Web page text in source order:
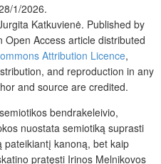
1/2026.
Katkuvienė. Published by
Open Access article distributed
Attribution Licence,
and reproduction in any
and source are credited.
bendrakeleivio,
nuostata semiotiką suprasti
pateikiantį kanoną, bet kaip
pratęsti Irinos Melnikovos